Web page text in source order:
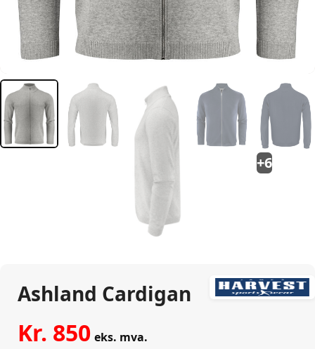
+6
Ashland Cardigan
Kr. 850 eks. mva.